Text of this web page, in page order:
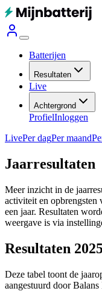
Batterijen
Resultaten
Live
Achtergrond
ProfielInloggen
LivePer dagPer maand
Jaarresultaten
Meer inzicht in de
activiteit en opbrengsten
een jaar. Resultaten
weergave is via
Resultaten
Deze tabel toont de
aangestuurd door Balans